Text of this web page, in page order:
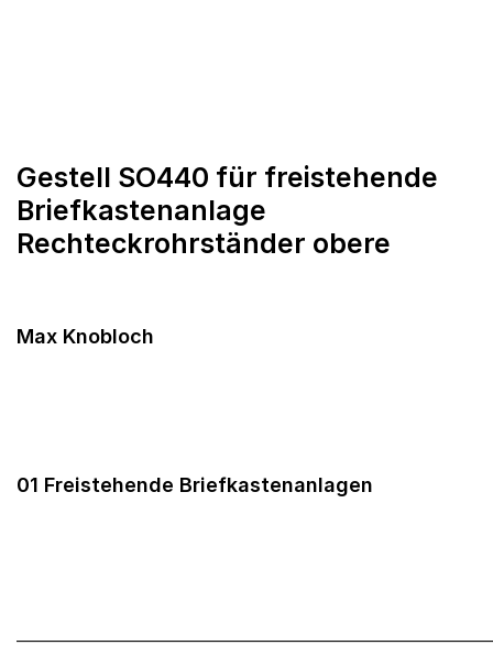
Gestell SO440 für freistehende
Briefkastenanlage
Rechteckrohrständer obere
Max Knobloch
01 Freistehende Briefkastenanlagen